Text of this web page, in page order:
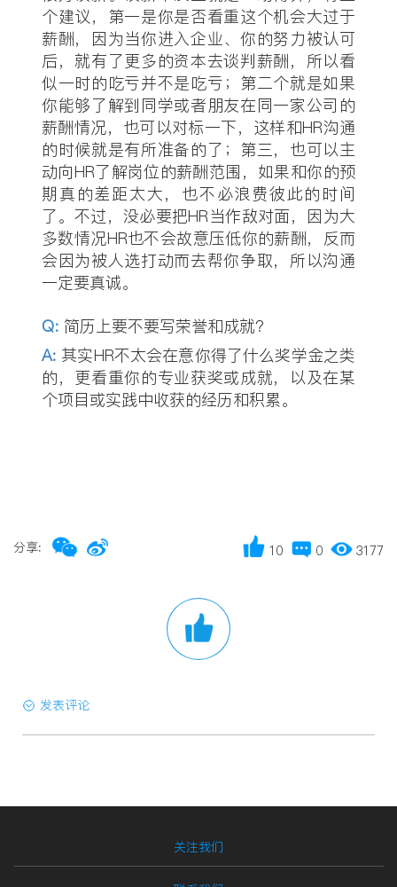
个建议，第一是你是否看重这个机会大过于
薪酬，因为当你进入企业、你的努力被认可
后，就有了更多的资本去谈判薪酬，所以看
似一时的吃亏并不是吃亏；第二个就是如果
你能够了解到同学或者朋友在同一家公司的
薪酬情况，也可以对标一下，这样和HR沟通
的时候就是有所准备的了；第三，也可以主
动向HR了解岗位的薪酬范围，如果和你的预
期真的差距太大，也不必浪费彼此的时间
了。不过，没必要把HR当作敌对面，因为大
多数情况HR也不会故意压低你的薪酬，反而
会因为被人选打动而去帮你争取，所以沟通
一定要真诚。
Q: 简历上要不要写荣誉和成就？
A: 其实HR不太会在意你得了什么奖学金之类
的，更看重你的专业获奖或成就，以及在某
个项目或实践中收获的经历和积累。
分享: 10 0 3177
发表评论
关注我们